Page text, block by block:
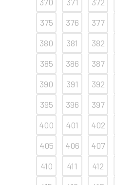
370
371 372
375
376 377
380
381 382
385
386 387
390
391 392
395
396 397
400
401 402
405
406 407
410
411 412